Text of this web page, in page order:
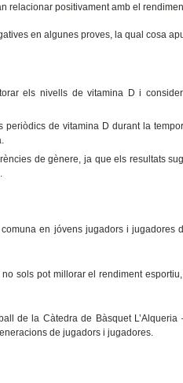
relacionar positivament amb el
en algunes proves, la qual cosa
els nivells de vitamina D i
periòdics de vitamina D durant la
de gènere, ja que els resultats
en jóvens jugadors i
sols pot millorar el rendiment
de la Càtedra de Bàsquet
de jugadors i jugadores.